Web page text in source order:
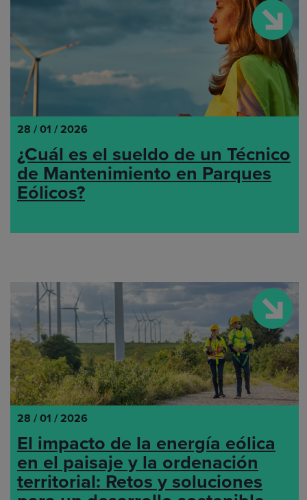
28 / 01 / 2026
¿Cuál es el sueldo de un Técnico
de Mantenimiento en Parques
Eólicos?
28 / 01 / 2026
El impacto de la energía eólica
en el paisaje y la ordenación
territorial: Retos y soluciones